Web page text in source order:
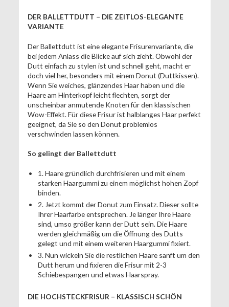
DER BALLETTDUTT – DIE ZEITLOS-ELEGANTE
VARIANTE
Der Ballettdutt ist eine elegante Frisurenvariante, die
bei jedem Anlass die Blicke auf sich zieht. Obwohl der
Dutt einfach zu stylen ist und schnell geht, macht er
doch viel her, besonders mit einem Donut (Duttkissen).
Wenn Sie weiches, glänzendes Haar haben und die
Haare am Hinterkopf leicht flechten, sorgt der
unscheinbar anmutende Knoten für den klassischen
Wow-Effekt. Für diese Frisur ist halblanges Haar perfekt
geeignet, da Sie so den Donut problemlos
verschwinden lassen können.
So gelingt der Ballettdutt
1. Haare gründlich durchfrisieren und mit einem
starken Haargummi zu einem möglichst hohen Zopf
binden.
2. Jetzt kommt der Donut zum Einsatz. Dieser sollte
Ihrer Haarfarbe entsprechen. Je länger Ihre Haare
sind, umso größer kann der Dutt sein. Die Haare
werden gleichmäßig um die Öffnung des Dutts
gelegt und mit einem weiteren Haargummi fixiert.
3. Nun wickeln Sie die restlichen Haare sanft um den
Dutt herum und fixieren die Frisur mit 2-3
Schiebespangen und etwas Haarspray.
DIE HOCHSTECKFRISUR – KLASSISCH SCHÖN